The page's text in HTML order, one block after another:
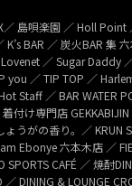
／ 島唄楽園 ／ Holl
K’s BAR ／ 炭火BAR 集
／ Sugar Daddy
you ／ TIP TOP ／
Staff ／ BAR WATER
付け専門店
ょうがの香り。／ KRUN
Ebonye 六本木店 ／
SPORTS CAFÉ ／ 焼酎
／ DINING & LOUNGE